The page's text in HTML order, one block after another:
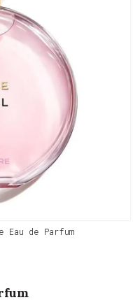
Eau de Parfum